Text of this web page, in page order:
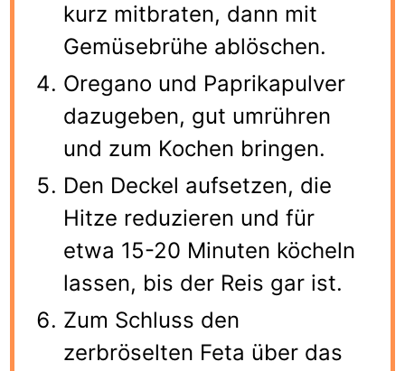
kurz mitbraten, dann mit
Gemüsebrühe ablöschen.
Oregano und Paprikapulver
dazugeben, gut umrühren
und zum Kochen bringen.
Den Deckel aufsetzen, die
Hitze reduzieren und für
etwa 15-20 Minuten köcheln
lassen, bis der Reis gar ist.
Zum Schluss den
zerbröselten Feta über das